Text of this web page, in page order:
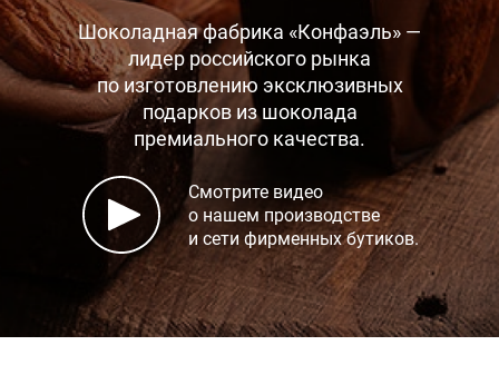
Шоколадная фабрика «Конфаэль» —
лидер российского рынка
по изготовлению эксклюзивных
подарков из шоколада
премиального качества.
Смотрите видео
о нашем производстве
и сети фирменных бутиков.